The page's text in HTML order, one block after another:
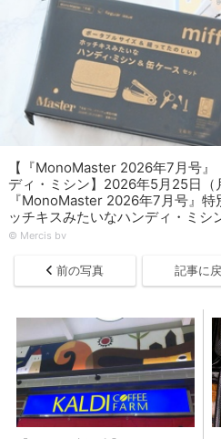
【『MonoMaster 2026年7月号
ディ・ミシン】2026年5月25日（
『MonoMaster 2026年7月号』
ッチキスみたいなハンディ・ミシ
© Mercis bv
前の写真 記事に